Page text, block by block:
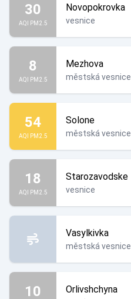
30
AQI PM2.5
Novopokrovka
vesnice
8
AQI PM2.5
Mezhova
městská vesnice
54
AQI PM2.5
Solone
městská vesnice
18
AQI PM2.5
Starozavodske
vesnice
Vasylkivka
městská vesnice
10 Orlivshchyna